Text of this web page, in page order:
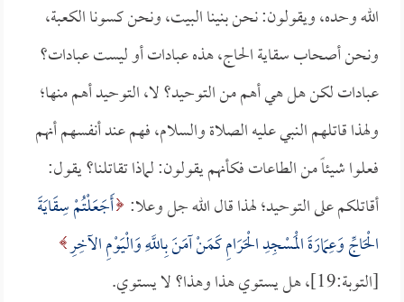
الله وحده، ويقولون: نحن بنينا البيت، ونحن كسونا الكعبة،
ونحن أصحاب سقاية الحاج، هذه عبادات أو ليست عبادات؟
عبادات لكن هل هي أهم من التوحيد؟ لا، التوحيد أهم منها؛
ولهذا قاتلهم النبي عليه الصلاة والسلام، فهم عند أنفسهم أنهم
فعلوا شيئاً من الطاعات فكأنهم يقولون: لماذا تقاتلنا؟ يقول:
أقاتلكم على التوحيد؛ لهذا قال الله جل وعلا: أَجَعَلْتُمْ سِقَايَةَ
الْحَاجِّ وَعِمَارَةَ الْمَسْجِدِ الْحَرَامِ كَمَنْ آمَنَ بِاللَّهِ وَالْيَوْمِ الآخِرِ
[التوبة:19]، هل يستوي هذا وهذا؟ لا يستوي.